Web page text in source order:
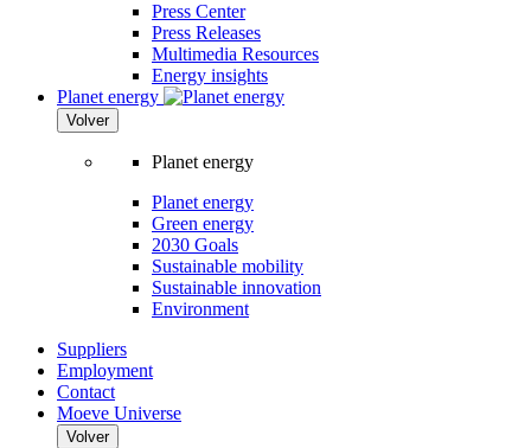
Press Center
Press Releases
Multimedia Resources
Energy insights
Planet energy
Volver
Planet energy
Planet energy
Green energy
2030 Goals
Sustainable mobility
Sustainable innovation
Environment
Suppliers
Employment
Contact
Moeve Universe
Volver